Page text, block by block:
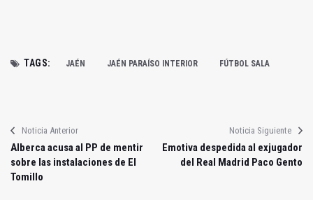
TAGS: JAÉN JAÉN PARAÍSO INTERIOR FÚTBOL SALA
Noticia Anterior
Alberca acusa al PP de mentir
sobre las instalaciones de El
Tomillo
Noticia Siguiente
Emotiva despedida al exjugador
del Real Madrid Paco Gento